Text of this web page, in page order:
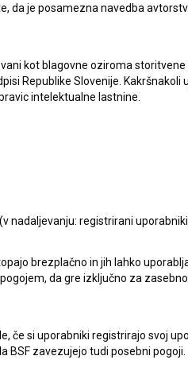
Kader iz filma
Kader iz filma
Črno
duh
v
V tem
da je posamezna navedba
kot blagovne oziroma
Republike Slovenije. Kakršnakoli
intelektualne lastnine.
nadaljevanju: registrirani
brezplačno in jih lahko
da gre izključno za
če si uporabniki registrirajo svoj
zavezujejo tudi posebni pogoji.